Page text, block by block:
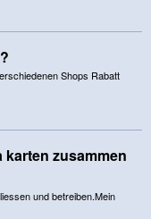
Shops Rabatt
karten zusammen
und betreiben.Mein